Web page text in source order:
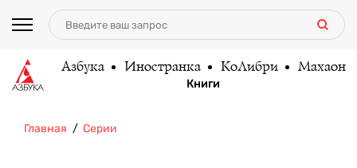
Азбука Иностранка КоЛибри Махаон
Книги
Главная Серии